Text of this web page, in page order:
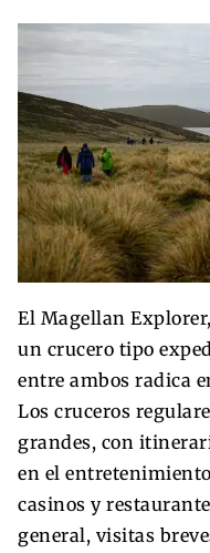
El Magellan
un crucero tipo
entre ambos radica
Los cruceros
grandes, con
en el
casinos y
general, visitas